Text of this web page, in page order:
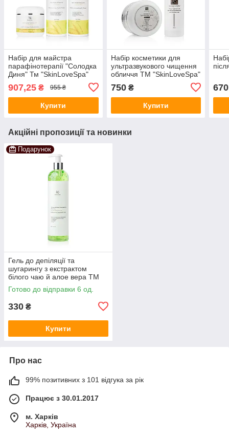
Набір для майстра
парафінотерапії "Солодка
Диня" Тм "SkinLoveSpa"
907,25 ₴ 955 ₴
Купити
Набір косметики для
ультразвукового чищення
обличчя ТМ "SkinLoveSpa"
750₴
Купити
670
Акційні пропозиції та новинки
Подарунок
Гель до депіляції та
шугарингу з екстрактом
білого чаю й алое вера ТМ
SkinLoveSpa 500 мл
Готово до відправки 6 од.
330 ₴
Купити
Про нас
99% позитивних з 101 відгука за рік
Працює з 30.01.2017
м. Харків
Харків, Україна